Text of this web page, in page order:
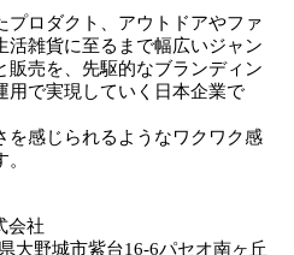
プロダクト、アウトドアやファ
活雑貨に至るまで幅広いジャン
販売を、先駆的なブランディン
用で実現していく日本企業で
を感じられるようなワクワク感
会社
大野城市紫台16-6パセオ南ヶ丘